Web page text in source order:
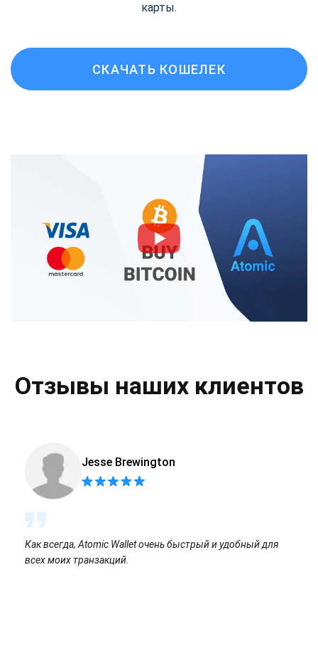
карты.
СКАЧАТЬ КОШЕЛЕК
Отзывы наших клиентов
Jesse Brewington
Как всегда, Atomic Wallet очень быстрый и удобный для
всех моих транзакций.